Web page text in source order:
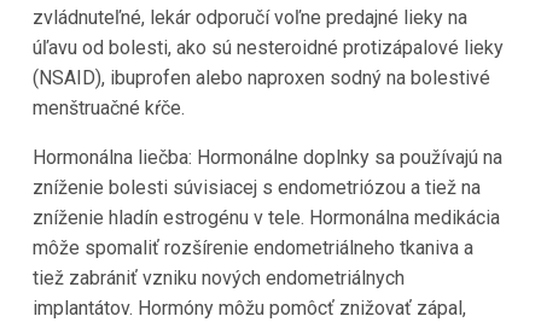
zvládnuteľné, lekár odporučí voľne predajné lieky na
úľavu od bolesti, ako sú nesteroidné protizápalové lieky
(NSAID), ibuprofen alebo naproxen sodný na bolestivé
menštruačné kŕče.
Hormonálna liečba: Hormonálne doplnky sa používajú na
zníženie bolesti súvisiacej s endometriózou a tiež na
zníženie hladín estrogénu v tele. Hormonálna medikácia
môže spomaliť rozšírenie endometriálneho tkaniva a
tiež zabrániť vzniku nových endometriálnych
implantátov. Hormóny môžu pomôcť znižovať zápal,